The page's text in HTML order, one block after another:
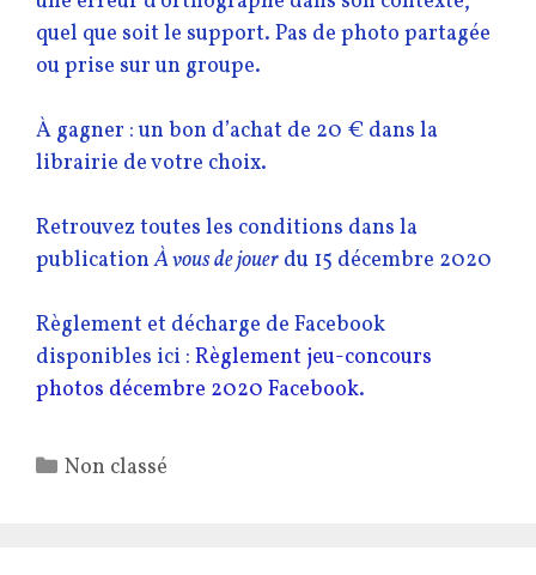
quel que soit le support. Pas de photo partagée
ou prise sur un groupe.
À gagner : un bon d’achat de 20 € dans la
librairie de votre choix.
Retrouvez toutes les conditions dans la
publicationÀ vous de jouer du 15 décembre 2020
Règlement et décharge de Facebook
disponibles ici : Règlement jeu-concours
photos décembre 2020 Facebook.
Catégories
Non classé